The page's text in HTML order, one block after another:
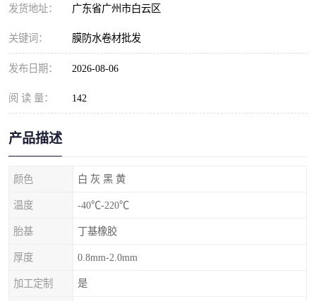
发货地址： 广东省广州市白云区
关键词： 膜防水卷材批发
发布日期： 2026-08-06
阅 读 量： 142
产品描述
颜色 白 灰 黑 黄
温度 -40℃-220℃
胎基 丁基橡胶
厚度 0.8mm-2.0mm
加工定制 是